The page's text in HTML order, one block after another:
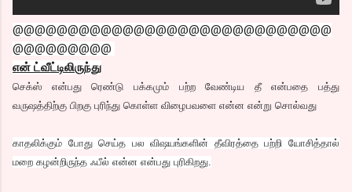
@@@@@@@@@@@@@@@@@@@@@@@@@@@@@
@@@@@@@@@
என் ட்வீட்டிலிருந்து
செக்ஸ் என்பது ரெண்டு பக்கமும் பற்ற வேண்டிய தீ என்பதை பத்து
வருஷத்திற்கு பிறகு புரிந்து கொள்ள விழைபவளை என்ன என்று சொல்வது
காதலிக்கும் போது செய்த பல விஷயங்களின் தீவிரத்தை பற்றி யோசித்தால்
மறை கழன்றிருந்த ஃபீல் என்ன என்பது புரிகிறது.